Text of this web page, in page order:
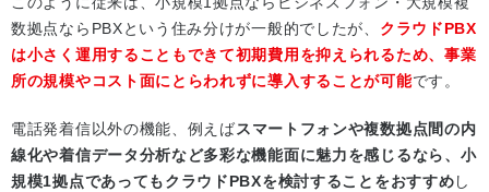
数拠点ならPBXという住み分けが一般的でしたが、 クラウドPBX
は小さく運用することもできて初期費用を抑えられるため、事業
所の規模やコスト面にとらわれずに導入することが可能です。
電話発着信以外の機能、例えばスマートフォンや複数拠点間の内
線化や着信データ分析など多彩な機能面に魅力を感じるなら、小
規模1拠点であってもクラウドPBXを検討することをおすすめし